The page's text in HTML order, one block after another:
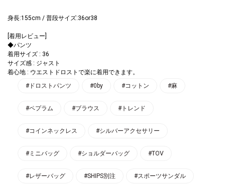
身長:155cm / 普段サイズ:36or38
[着用レビュー]
◆パンツ
着用サイズ : 36
サイズ感 : ジャスト
着心地 : ウエストドロストで楽に着用できます。
#ドロストパンツ
#0by #コットン #麻
#ペプラム #ブラウス #トレンド
#コインネックレス #シルバーアクセサリー
#ミニバッグ #ショルダーバッグ #TOV
#レザーバッグ #SHIPS別注 #スポーツサンダル